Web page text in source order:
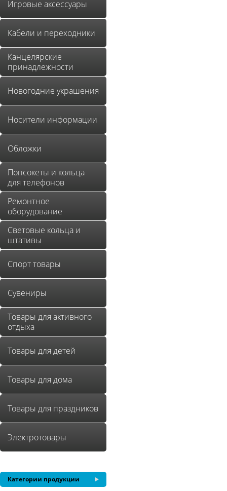
Игровые аксессуары
Кабели и переходники
Канцелярские
принадлежности
Новогодние украшения
Носители информации
Обложки
Попсокеты и кольца
для телефонов
Ремонтное
оборудование
Световые кольца и
штативы
Спорт товары
Сувениры
Товары для активного
отдыха
Товары для детей
Товары для дома
Товары для праздников
Электротовары
Категории продукции